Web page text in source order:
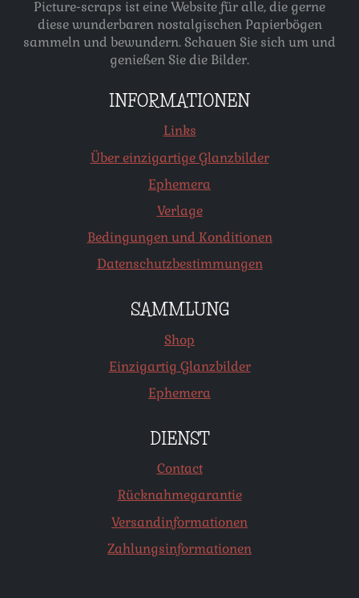
Picture-scraps ist eine Website für alle, die gerne
diese wunderbaren nostalgischen Papierbögen
sammeln und bewundern. Schauen Sie sich um und
genießen Sie die Bilder.
INFORMATIONEN
Links
Über einzigartige Glanzbilder
Ephemera
Verlage
Bedingungen und Konditionen
Datenschutzbestimmungen
SAMMLUNG
Shop
Einzigartig Glanzbilder
Ephemera
DIENST
Contact
Rücknahmegarantie
Versandinformationen
Zahlungsinformationen